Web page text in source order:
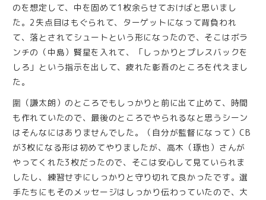
のを想定して、中を固めて1枚余らせておけばと思いまし
た。2失点目はもぐられて、ターゲットになって背負われ
て、落とされてシュートという形になったので、そこはボラ
ンチの（中島）賢星を入れて、「しっかりとプレスバックを
しろ」という指示を出して、疲れた彰吾のところを代えまし
た。
圍（謙太朗）のところでもしっかりと前に出て止めて、時間
も作れていたので、最後のところでやられるなと思うシーン
はそんなにはありませんでした。（自分が監督になって）CB
が3枚になる形は初めてやりましたが、高木（琢也）さんが
やってくれた3枚だったので、そこは安心して見ていられま
したし、練習せずにしっかりと守り切れて良かったです。選
手たちにもそのメッセージはしっかり伝わっていたので、大